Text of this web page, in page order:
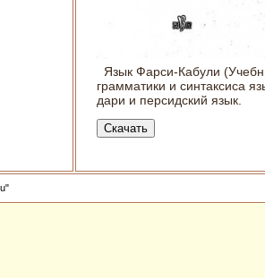
Язык Фарси-Кабули
грамматики и синтаксиса
дари и персидский язык.